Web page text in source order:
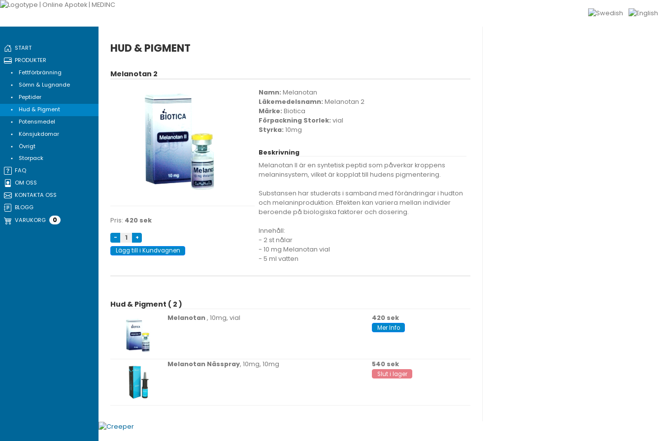
START
PRODUKTER
Fettförbränning
Sömn & Lugnande
Peptider
Hud & Pigment
Potensmedel
Könsjukdomar
Övrigt
Storpack
FAQ
OM OSS
KONTAKTA OSS
BLOGG
VARUKORG
0
HUD & PIGMENT
Melanotan 2
Pris: 420 sek
- +
Lägg till i Kundvagnen
Namn: Melanotan
Läkemedelsnamn: Melanotan 2
Märke: Biotica
Förpackning Storlek: vial
Styrka: 10mg
Beskrivning
Melanotan II är en syntetisk peptid som påverkar kroppens
melaninsystem, vilket är kopplat till hudens pigmentering.
Substansen har studerats i samband med förändringar i hudton
och melaninproduktion. Effekten kan variera mellan individer
beroende på biologiska faktorer och dosering.
Innehåll:
- 2 st nålar
- 10 mg Melanotan vial
- 5 ml vatten
Hud & Pigment ( 2 )
Melanotan, 10mg, vial 420 sek
Mer Info
Melanotan Nässpray, 10mg, 10mg 540 sek
Slut i lager